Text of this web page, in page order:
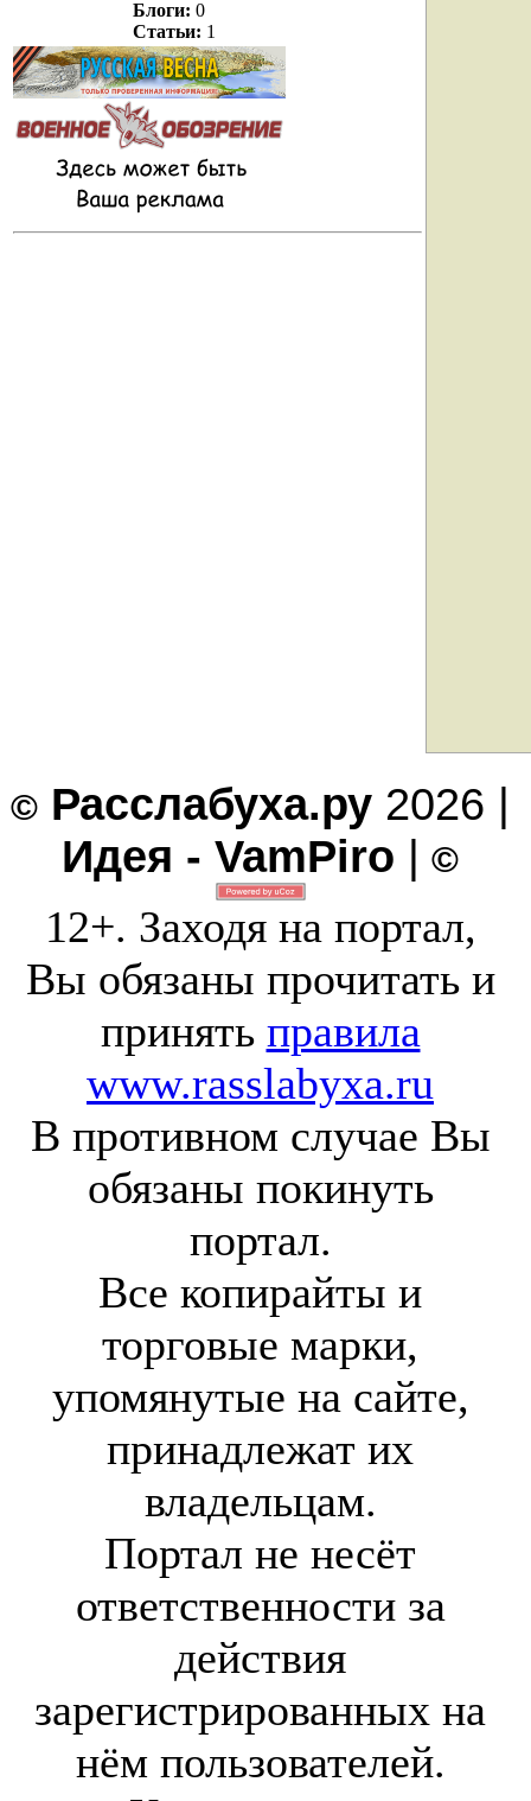
Блоги: 0
Статьи: 1
© Расслабуха.ру 2026 |
Идея - VamPiro | ©
12+. Заходя на портал,
Вы обязаны прочитать и
принять правила
www.rasslabyxa.ru
В противном случае Вы
обязаны покинуть
портал.
Все копирайты и
торговые марки,
упомянутые на сайте,
принадлежат их
владельцам.
Портал не несёт
ответственности за
действия
зарегистрированных на
нём пользователей.